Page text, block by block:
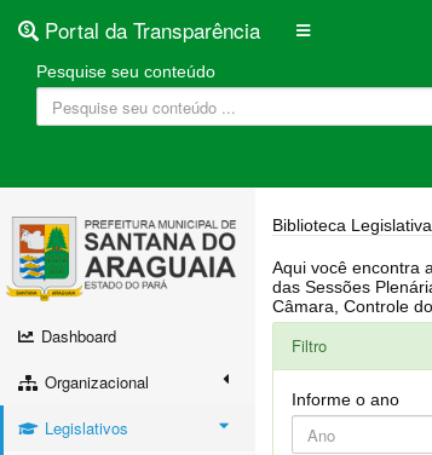
Portal da Transparência
Pesquise seu conteúdo
Dashboard
Organizacional
Legislativos
Biblioteca Legislativa
Aqui você encontra as Leis Ordinárias, Leis Complementares, Portarias,
das Sessões Plenárias, Regulamentação da LAI, Atos de Julgamento do Governo, Agenda Externa do presidente, Relatório do Controle Interno, Projetos em tramitação na
Filtro
Informe o ano